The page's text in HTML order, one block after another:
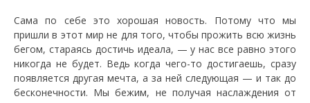
Сама по себе это хорошая новость. Потому что мы
пришли в этот мир не для того, чтобы прожить всю жизнь
бегом, стараясь достичь идеала, — у нас все равно этого
никогда не будет. Ведь когда чего-то достигаешь, сразу
появляется другая мечта, а за ней следующая — и так до
бесконечности. Мы бежим, не получая наслаждения от